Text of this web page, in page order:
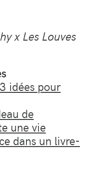
x Les Louves
idées pour
de
une vie
dans un livre-